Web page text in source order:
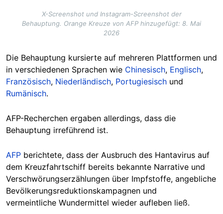
X-Screenshot und Instagram-Screenshot der
Behauptung. Orange Kreuze von AFP hinzugefügt: 8. Mai
2026
Die Behauptung kursierte auf mehreren Plattformen und
in verschiedenen Sprachen wie Chinesisch, Englisch,
Französisch, Niederländisch, Portugiesisch und
Rumänisch.
AFP-Recherchen ergaben allerdings, dass die
Behauptung irreführend ist.
AFP berichtete, dass der Ausbruch des Hantavirus auf
dem Kreuzfahrtschiff bereits bekannte Narrative und
Verschwörungserzählungen über Impfstoffe, angebliche
Bevölkerungsreduktionskampagnen und
vermeintliche Wundermittel wieder aufleben ließ.